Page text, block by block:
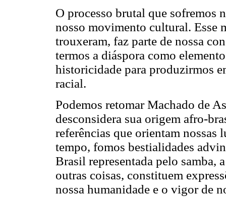
O processo brutal que sofremos
nosso movimento cultural. Esse
trouxeram, faz parte de nossa
termos a diáspora como
historicidade para produzirmos
racial.
Podemos retomar Machado de
desconsidera sua origem afro-
referências que orientam nossas
tempo, fomos bestialidades
Brasil representada pelo samba,
outras coisas, constituem
nossa humanidade e o vigor de